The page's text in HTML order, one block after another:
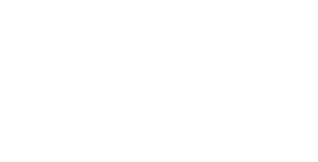
Los agentes de la Policía
alcalde y de los concejales
municipales, el operativo
establecimiento hostelero